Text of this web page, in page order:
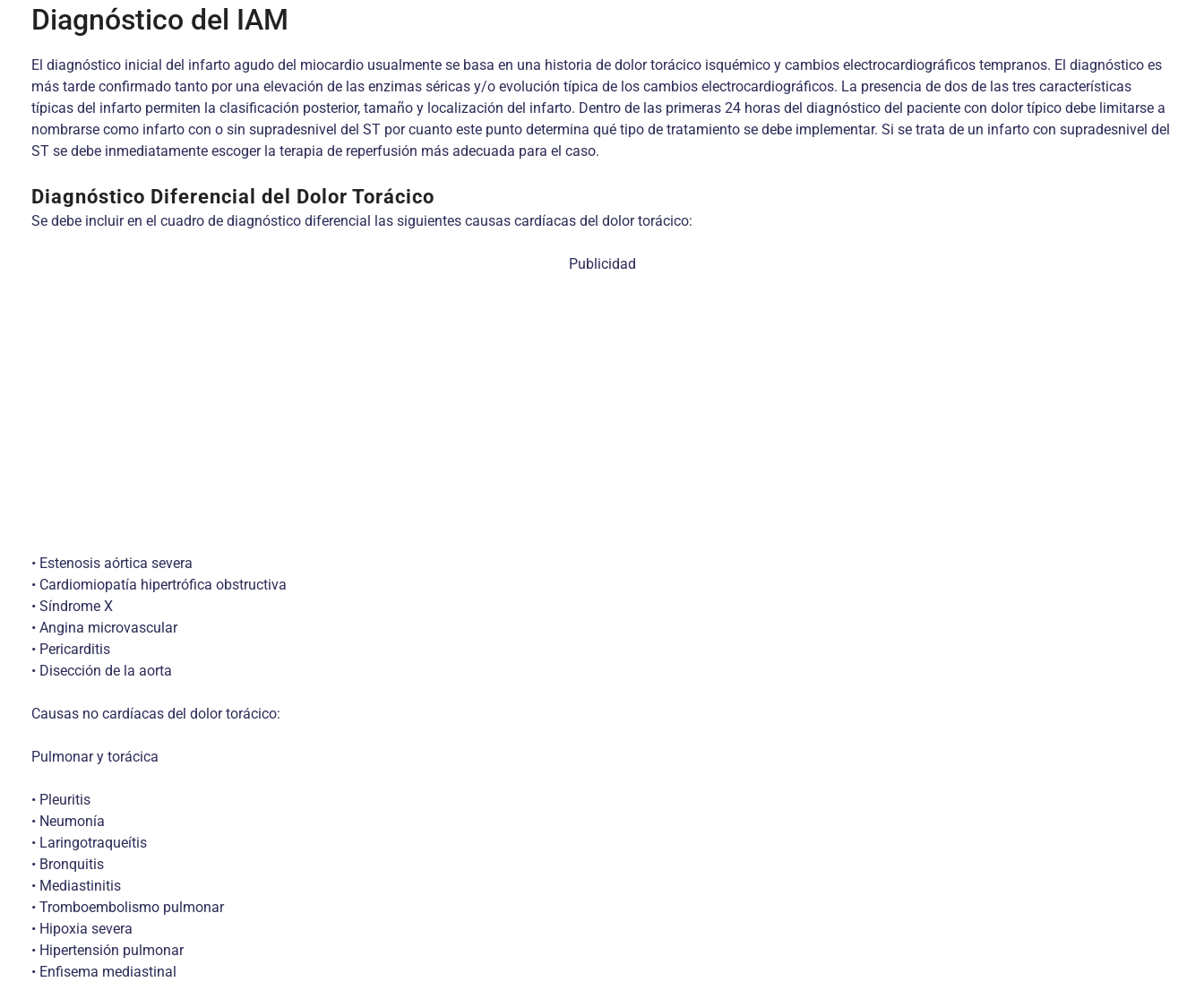
Diagnóstico del IAM
El diagnóstico inicial del infarto agudo del miocardio usualmente se basa en una historia de dolor torácico isquémico y cambios electrocardiográficos tempranos. El diagnóstico es
más tarde confirmado tanto por una elevación de las enzimas séricas y/o evolución típica de los cambios electrocardiográficos. La presencia de dos de las tres características
típicas del infarto permiten la clasificación posterior, tamaño y localización del infarto. Dentro de las primeras 24 horas del diagnóstico del paciente con dolor típico debe limitarse a
nombrarse como infarto con o sin supradesnivel del ST por cuanto este punto determina qué tipo de tratamiento se debe implementar. Si se trata de un infarto con supradesnivel del
ST se debe inmediatamente escoger la terapia de reperfusión más adecuada para el caso.
Diagnóstico Diferencial del Dolor Torácico
Se debe incluir en el cuadro de diagnóstico diferencial las siguientes causas cardíacas del dolor torácico:
Publicidad
• Estenosis aórtica severa
• Cardiomiopatía hipertrófica obstructiva
• Síndrome X
• Angina microvascular
• Pericarditis
• Disección de la aorta
Causas no cardíacas del dolor torácico:
Pulmonar y torácica
• Pleuritis
• Neumonía
• Laringotraqueítis
• Bronquitis
• Mediastinitis
• Tromboembolismo pulmonar
• Hipoxia severa
• Hipertensión pulmonar
• Enfisema mediastinal